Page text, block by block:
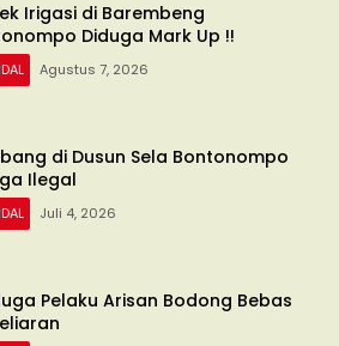
Irigasi di Barembeng
Diduga Mark Up !!
Agustus 7, 2026
di Dusun Sela Bontonompo
Ilegal
Juli 4, 2026
Pelaku Arisan Bodong Bebas